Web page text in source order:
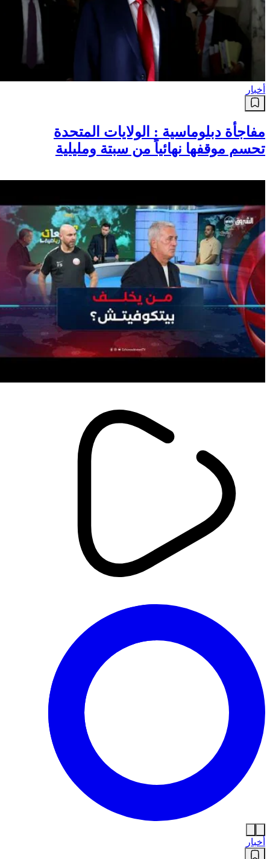
أخبار
مفاجأة دبلوماسية : الولايات المتحدة
تحسم موقفها نهائياً من سبتة ومليلية
أخبار